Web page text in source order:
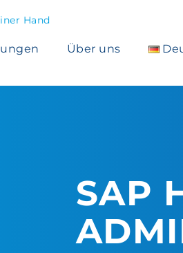
Hand
Über uns
SAP